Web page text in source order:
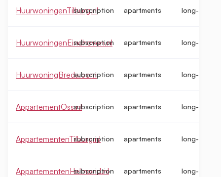
HuurwoningenTilburg.nl
subscription apartments long-term
HuurwoningenEindhoven.nl
subscription apartments long-term
HuurwoningBreda.com
subscription apartments long-term
AppartementOss.nlsubscription apartments long-term
AppartementenTilburg.nl
subscription apartments long-term
AppartementenHelmond.nl
subscription apartments long-term